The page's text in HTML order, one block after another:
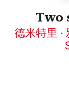
Two
德米特里 ·